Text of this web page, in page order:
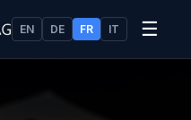
EN DE FR IT ☰